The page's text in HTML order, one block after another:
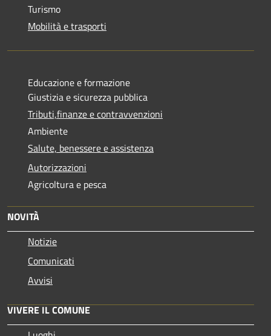
Turismo
Mobilità e trasporti
Educazione e formazione
Giustizia e sicurezza pubblica
Tributi,finanze e contravvenzioni
Ambiente
Salute, benessere e assistenza
Autorizzazioni
Agricoltura e pesca
NOVITÀ
Notizie
Comunicati
Avvisi
VIVERE IL COMUNE